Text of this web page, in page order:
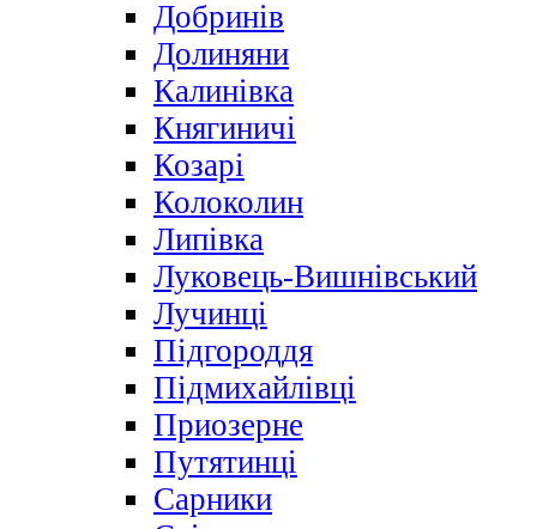
Добринів
Долиняни
Калинівка
Княгиничі
Козарі
Колоколин
Липівка
Луковець-Вишнівський
Лучинці
Підгороддя
Підмихайлівці
Приозерне
Путятинці
Сарники